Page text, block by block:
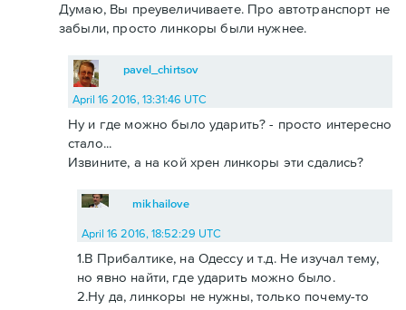
Думаю, Вы преувеличиваете. Про автотранспорт не
забыли, просто линкоры были нужнее.
pavel_chirtsov
April 16 2016, 13:31:46 UTC
Ну и где можно было ударить? - просто интересно
стало...
Извините, а на кой хрен линкоры эти сдались?
mikhailove
April 16 2016, 18:52:29 UTC
1.В Прибалтике, на Одессу и т.д. Не изучал тему,
но явно найти, где ударить можно было.
2.Ну да, линкоры не нужны, только почему-то